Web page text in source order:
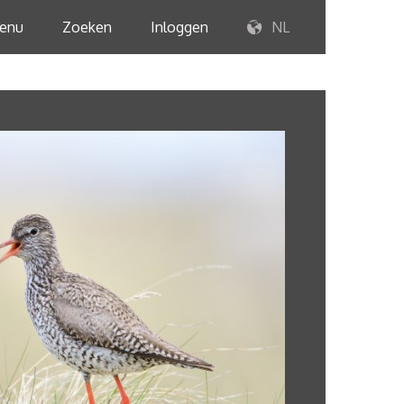
Zoeken Inloggen NL